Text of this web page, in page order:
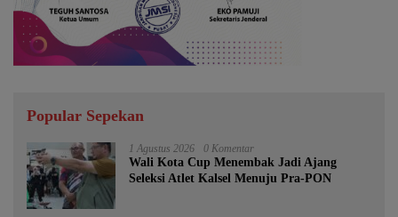
Popular Sepekan
1 Agustus 2026 0 Komentar
Wali Kota Cup Menembak Jadi Ajang
Seleksi Atlet Kalsel Menuju Pra-PON